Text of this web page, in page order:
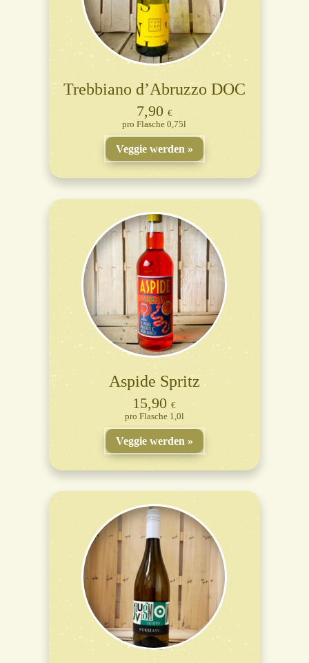
Trebbiano d’Abruzzo DOC
7,90 €
Flasche 0,75l
Veggie werden
Aspide Spritz
15,90€
Flasche 1,0l
Veggie werden